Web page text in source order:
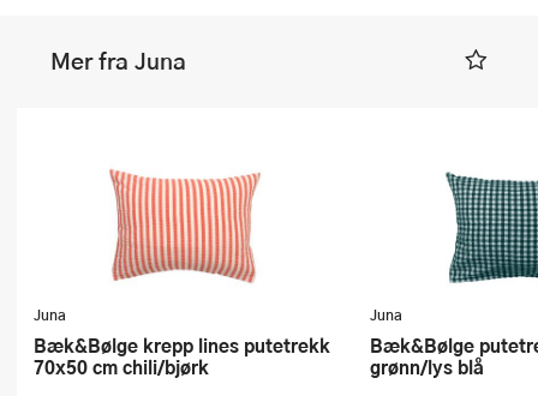
Mer fra Juna
Juna
Bæk&Bølge krepp lines putetrekk
70x50 cm chili/bjørk
Juna
Bæk&Bølge putetrekk 60x50 cm
grønn/lys blå